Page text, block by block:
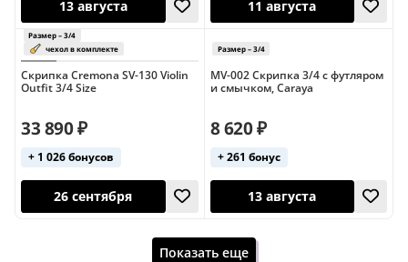
Размер – 3/4
кейс в комплекте Размер – 3/4
26 сентября 26 сентября
Скрипка Cremona SV-130 Violin
Outfit 3/4 Size
33 890 ₽
+ 1 026 бонусов
MV-002 Скрипка 3/4 с футляром
и смычком, Carayа
8 620 ₽
+ 261 бонус
Показать еще